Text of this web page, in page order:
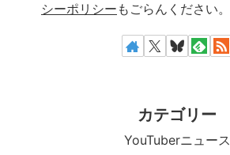
シーポリシー もごらんください。
カテゴリー
YouTuberニュース